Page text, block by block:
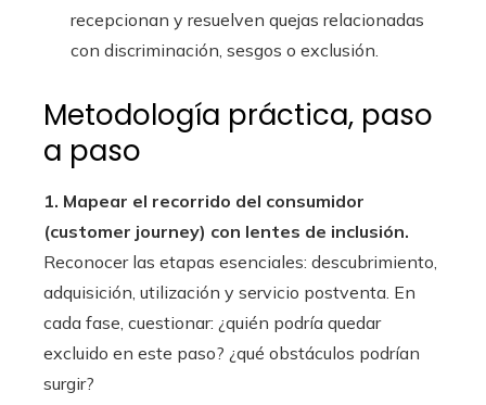
recepcionan y resuelven quejas relacionadas
con discriminación, sesgos o exclusión.
Metodología práctica, paso
a paso
1. Mapear el recorrido del consumidor
(customer journey) con lentes de inclusión.
Reconocer las etapas esenciales: descubrimiento,
adquisición, utilización y servicio postventa. En
cada fase, cuestionar: ¿quién podría quedar
excluido en este paso? ¿qué obstáculos podrían
surgir?